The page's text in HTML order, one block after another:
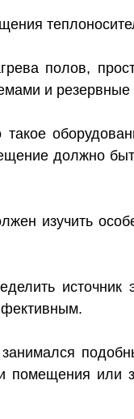
полов,
и резервные
должно
изучить
источник
помещения